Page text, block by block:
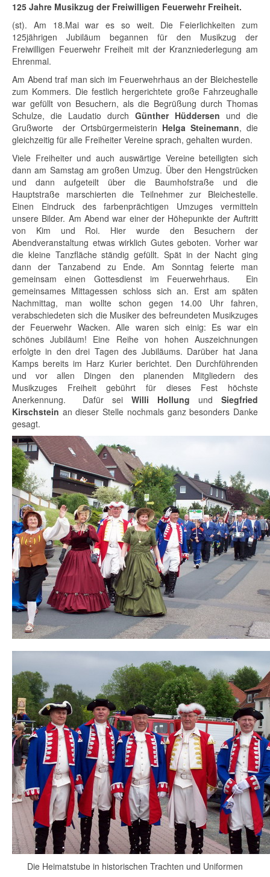
125 Jahre Musikzug der Freiwilligen Feuerwehr Freiheit.
(st). Am 18.Mai war es so weit. Die Feierlichkeiten zum
125jährigen Jubiläum begannen für den Musikzug der
Freiwilligen Feuerwehr Freiheit mit der Kranzniederlegung am
Ehrenmal.
Am Abend traf man sich im Feuerwehrhaus an der Bleichestelle
zum Kommers. Die festlich hergerichtete große Fahrzeughalle
war gefüllt von Besuchern, als die Begrüßung durch Thomas
Schulze, die Laudatio durch Günther Hüddersen und die
Grußworte der Ortsbürgermeisterin Helga Steinemann, die
gleichzeitig für alle Freiheiter Vereine sprach, gehalten wurden.
Viele Freiheiter und auch auswärtige Vereine beteiligten sich
dann am Samstag am großen Umzug. Über den Hengstrücken
und dann aufgeteilt über die Baumhofstraße und die
Hauptstraße marschierten die Teilnehmer zur Bleichestelle.
Einen Eindruck des farbenprächtigen Umzuges vermitteln
unsere Bilder. Am Abend war einer der Höhepunkte der Auftritt
von Kim und Roi. Hier wurde den Besuchern der
Abendveranstaltung etwas wirklich Gutes geboten. Vorher war
die kleine Tanzfläche ständig gefüllt. Spät in der Nacht ging
dann der Tanzabend zu Ende. Am Sonntag feierte man
gemeinsam einen Gottesdienst im Feuerwehrhaus. Ein
gemeinsames Mittagessen schloss sich an. Erst am späten
Nachmittag, man wollte schon gegen 14.00 Uhr fahren,
verabschiedeten sich die Musiker des befreundeten Musikzuges
der Feuerwehr Wacken. Alle waren sich einig: Es war ein
schönes Jubiläum! Eine Reihe von hohen Auszeichnungen
erfolgte in den drei Tagen des Jubiläums. Darüber hat Jana
Kamps bereits im Harz Kurier berichtet. Den Durchführenden
und vor allen Dingen den planenden Mitgliedern des
Musikzuges Freiheit gebührt für dieses Fest höchste
Anerkennung. Dafür sei Willi Hollung und Siegfried
Kirschstein an dieser Stelle nochmals ganz besonders Danke
gesagt.
Die Heimatstube in historischen Trachten und Uniformen